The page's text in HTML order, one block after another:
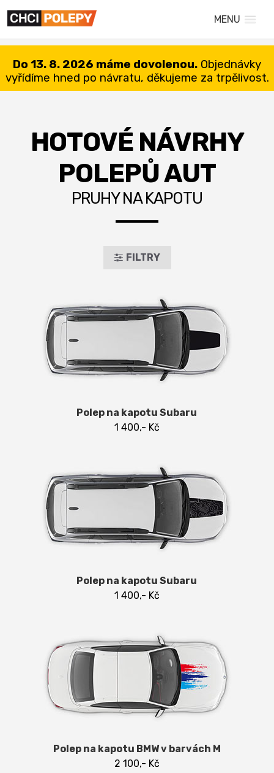
MENU
Do 13. 8. 2026 máme dovolenou. Objednávky
vyřídíme hned po návratu, děkujeme za trpělivost.
HOTOVÉ NÁVRHY
POLEPŮ AUT
PRUHY NA KAPOTU
FILTRY
Polep na kapotu Subaru
1 400,- Kč
Polep na kapotu Subaru
1 400,- Kč
Polep na kapotu BMW v barvách M
2 100,- Kč